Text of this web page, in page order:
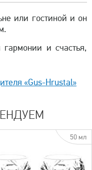
или гостиной и он
и счастья,
«Gus-Hrustal»
50 мл